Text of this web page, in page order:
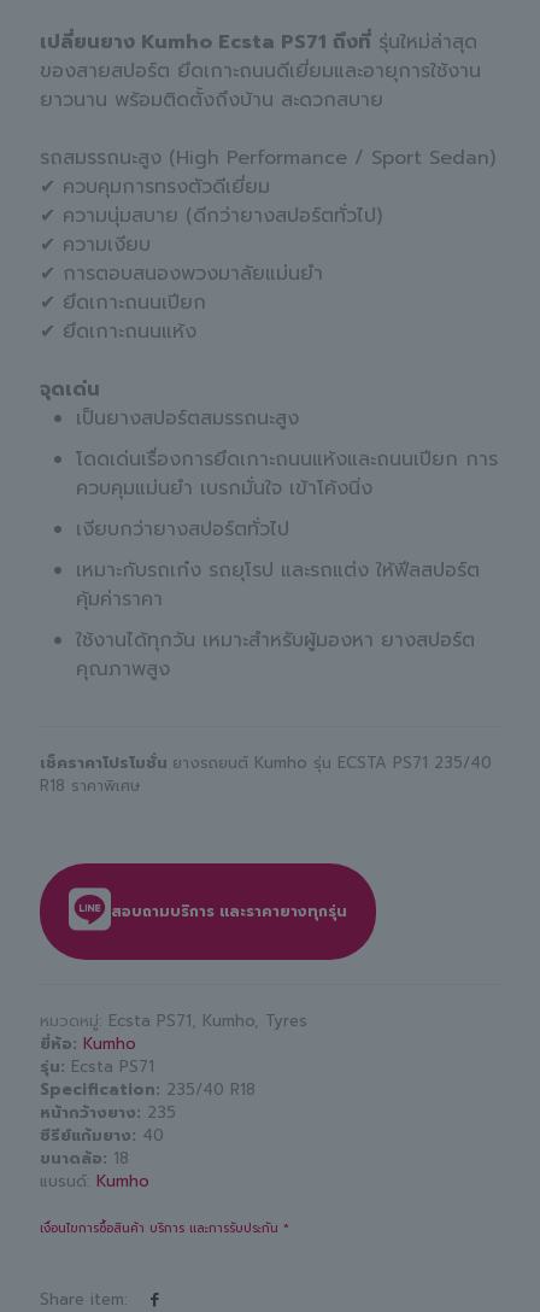
เปลี่ยนยาง Kumho Ecsta PS71 ถึงที่ รุ่นใหม่ล่าสุด
ของสายสปอร์ต ยึดเกาะถนนดีเยี่ยมและอายุการใช้งาน
ยาวนาน พร้อมติดตั้งถึงบ้าน สะดวกสบาย
รถสมรรถนะสูง (High Performance / Sport Sedan)
✔ ควบคุมการทรงตัวดีเยี่ยม
✔ ความนุ่มสบาย (ดีกว่ายางสปอร์ตทั่วไป)
✔ ความเงียบ
✔ การตอบสนองพวงมาลัยแม่นยำ
✔ ยึดเกาะถนนเปียก
✔ ยึดเกาะถนนแห้ง
จุดเด่น
เป็นยางสปอร์ตสมรรถนะสูง
โดดเด่นเรื่องการยึดเกาะถนนแห้งและถนนเปียก การ
ควบคุมแม่นยำ เบรกมั่นใจ เข้าโค้งนิ่ง
เงียบกว่ายางสปอร์ตทั่วไป
เหมาะกับรถเก๋ง รถยุโรป และรถแต่ง ให้ฟีลสปอร์ต
คุ้มค่าราคา
ใช้งานได้ทุกวัน เหมาะสำหรับผู้มองหา ยางสปอร์ต
คุณภาพสูง
เช็คราคาโปรโมชั่น ยางรถยนต์ Kumho รุ่น ECSTA PS71 235/40
R18 ราคาพิเศษ
สอบถามบริการ และราคายางทุกรุ่น
หมวดหมู่: Ecsta PS71, Kumho, Tyres
ยี่ห้อ Kumho
รุ่น Ecsta PS71
Specification 235/40 R18
หน้ากว้างยาง 235
ซีรีย์แก้มยาง 40
ขนาดล้อ 18
แบรนด์: Kumho
เงื่อนไขการซื้อสินค้า บริการ และการรับประกัน *
Share item: